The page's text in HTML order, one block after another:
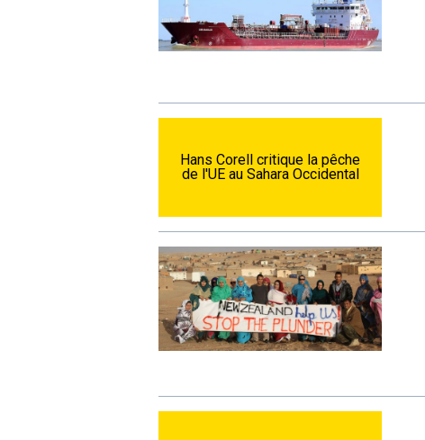
Hans Corell critique la pêche
de l'UE au Sahara Occidental